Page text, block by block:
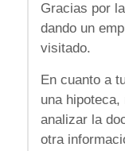
Gracias por
dando un
visitado.
En cuanto a
una
analizar la
otra